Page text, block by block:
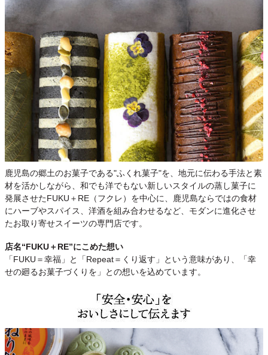
鹿児島の郷土のお菓子である"ふくれ菓子"を、地元に伝わる手法と素
材を活かしながら、和でも洋でもない新しいスタイルの蒸し菓子に
発展させたFUKU＋RE（フクレ）を中心に、鹿児島ならではの食材
にハーブやスパイス、洋酒を組み合わせるなど、モダンに進化させ
たお取り寄せスイーツの専門店です。
店名“FUKU＋RE”にこめた想い
「FUKU＝幸福」と「Repeat＝くり返す」という意味があり、「幸
せの廻るお菓子づくりを」との想いを込めています。